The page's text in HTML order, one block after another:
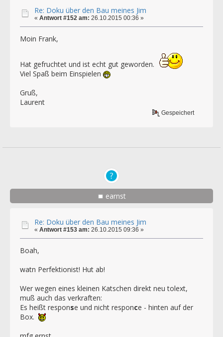
Re: Doku über den Bau meines Jim
« Antwort #152 am: 26.10.2015 00:36 »
Moin Frank,
Hat gefruchtet und ist echt gut geworden.
Viel Spaß beim Einspielen
Gruß,
Laurent
Gespeichert
earnst
Re: Doku über den Bau meines Jim
« Antwort #153 am: 26.10.2015 09:36 »
Boah,
watn Perfektionist! Hut ab!
Wer wegen eines kleinen Katschen direkt neu tolext,
muß auch das verkraften:
Es heißt response und nicht responce - hinten auf der
Box.